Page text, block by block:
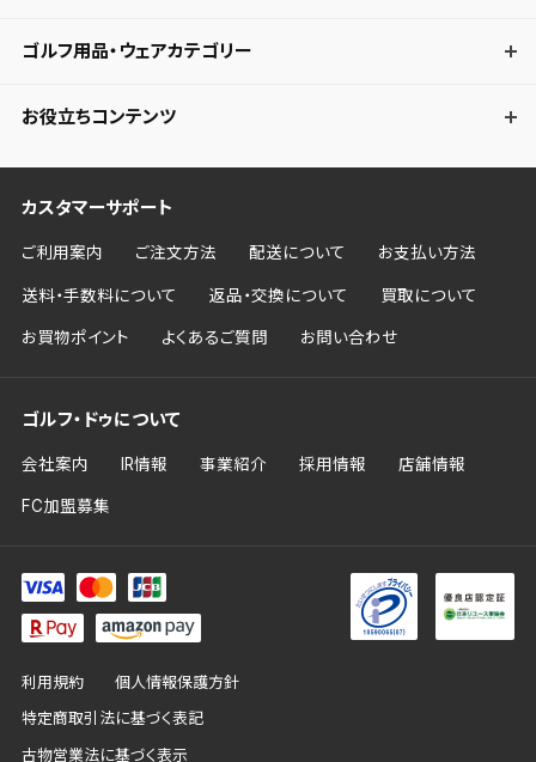
ゴルフ用品・ウェアカテゴリー
お役立ちコンテンツ
カスタマーサポート
ご利用案内 ご注文方法 配送について お支払い方法
送料・手数料について 返品・交換について 買取について
お買物ポイント よくあるご質問 お問い合わせ
ゴルフ・ドゥについて
会社案内 IR情報 事業紹介 採用情報 店舗情報
FC加盟募集
利用規約 個人情報保護方針
特定商取引法に基づく表記
古物営業法に基づく表示